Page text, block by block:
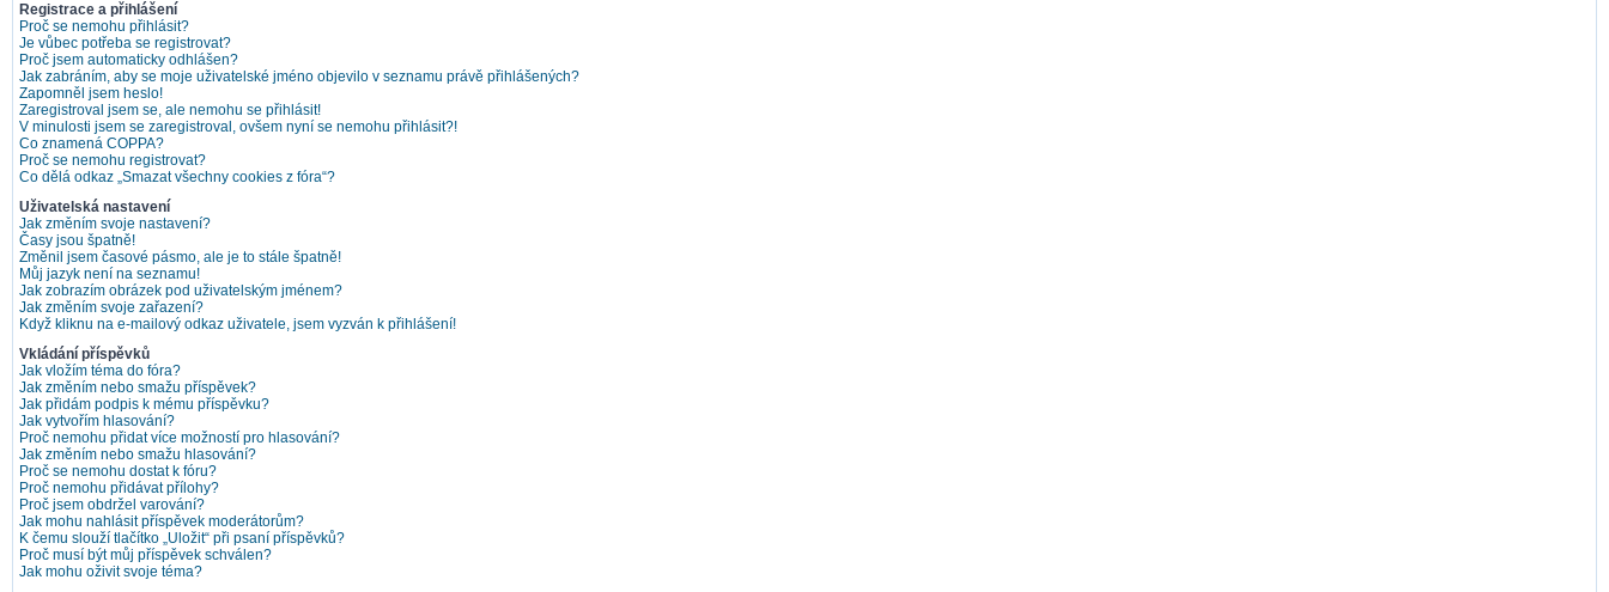
Registrace a přihlášení
Proč se nemohu přihlásit?
Je vůbec potřeba se registrovat?
Proč jsem automaticky odhlášen?
Jak zabráním, aby se moje uživatelské jméno objevilo v seznamu právě přihlášených?
Zapomněl jsem heslo!
Zaregistroval jsem se, ale nemohu se přihlásit!
V minulosti jsem se zaregistroval, ovšem nyní se nemohu přihlásit?!
Co znamená COPPA?
Proč se nemohu registrovat?
Co dělá odkaz „Smazat všechny cookies z fóra“?
Uživatelská nastavení
Jak změním svoje nastavení?
Časy jsou špatně!
Změnil jsem časové pásmo, ale je to stále špatně!
Můj jazyk není na seznamu!
Jak zobrazím obrázek pod uživatelským jménem?
Jak změním svoje zařazení?
Když kliknu na e-mailový odkaz uživatele, jsem vyzván k přihlášení!
Vkládání příspěvků
Jak vložím téma do fóra?
Jak změním nebo smažu příspěvek?
Jak přidám podpis k mému příspěvku?
Jak vytvořím hlasování?
Proč nemohu přidat více možností pro hlasování?
Jak změním nebo smažu hlasování?
Proč se nemohu dostat k fóru?
Proč nemohu přidávat přílohy?
Proč jsem obdržel varování?
Jak mohu nahlásit příspěvek moderátorům?
K čemu slouží tlačítko „Uložit“ při psaní příspěvků?
Proč musí být můj příspěvek schválen?
Jak mohu oživit svoje téma?